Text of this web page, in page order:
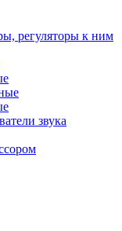
регуляторы к ним
звука